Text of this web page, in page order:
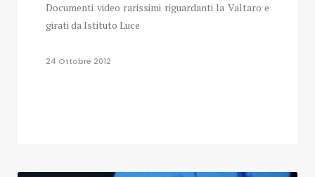
Documenti video rarissimi riguardanti la Valtaro e
girati da Istituto Luce
24 Ottobre 2012